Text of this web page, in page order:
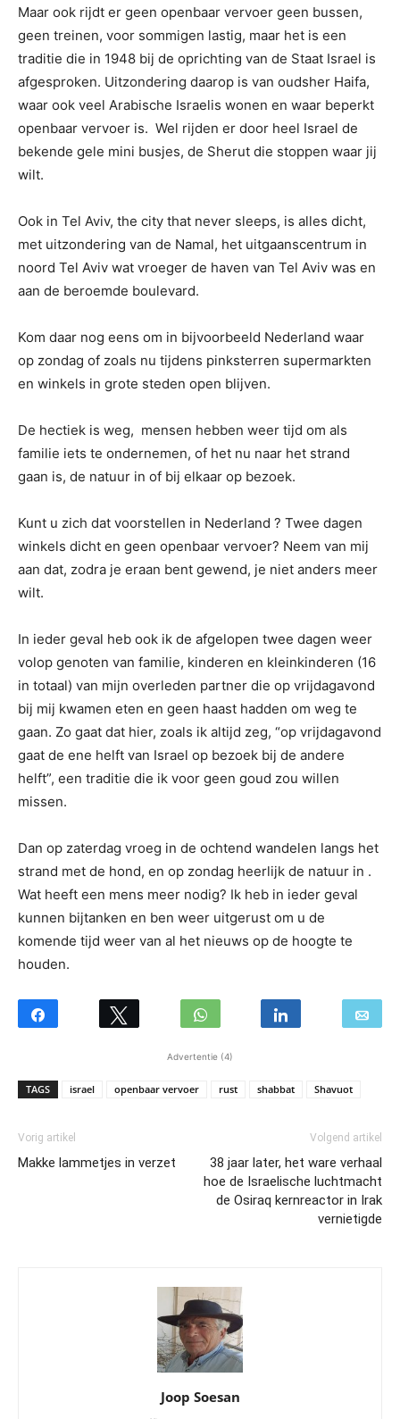
Maar ook rijdt er geen openbaar vervoer geen bussen,
geen treinen, voor sommigen lastig, maar het is een
traditie die in 1948 bij de oprichting van de Staat Israel is
afgesproken. Uitzondering daarop is van oudsher Haifa,
waar ook veel Arabische Israelis wonen en waar beperkt
openbaar vervoer is. Wel rijden er door heel Israel de
bekende gele mini busjes, de Sherut die stoppen waar jij
wilt.
Ook in Tel Aviv, the city that never sleeps, is alles dicht,
met uitzondering van de Namal, het uitgaanscentrum in
noord Tel Aviv wat vroeger de haven van Tel Aviv was en
aan de beroemde boulevard.
Kom daar nog eens om in bijvoorbeeld Nederland waar
op zondag of zoals nu tijdens pinksterren supermarkten
en winkels in grote steden open blijven.
De hectiek is weg, mensen hebben weer tijd om als
familie iets te ondernemen, of het nu naar het strand
gaan is, de natuur in of bij elkaar op bezoek.
Kunt u zich dat voorstellen in Nederland ? Twee dagen
winkels dicht en geen openbaar vervoer? Neem van mij
aan dat, zodra je eraan bent gewend, je niet anders meer
wilt.
In ieder geval heb ook ik de afgelopen twee dagen weer
volop genoten van familie, kinderen en kleinkinderen (16
in totaal) van mijn overleden partner die op vrijdagavond
bij mij kwamen eten en geen haast hadden om weg te
gaan. Zo gaat dat hier, zoals ik altijd zeg, “op vrijdagavond
gaat de ene helft van Israel op bezoek bij de andere
helft”, een traditie die ik voor geen goud zou willen
missen.
Dan op zaterdag vroeg in de ochtend wandelen langs het
strand met de hond, en op zondag heerlijk de natuur in .
Wat heeft een mens meer nodig? Ik heb in ieder geval
kunnen bijtanken en ben weer uitgerust om u de
komende tijd weer van al het nieuws op de hoogte te
houden.
Advertentie (4)
TAGS israel openbaar vervoer rust shabbat Shavuot
Vorig artikel
Makke lammetjes in verzet
Volgend artikel
38 jaar later, het ware verhaal
hoe de Israelische luchtmacht
de Osiraq kernreactor in Irak
vernietigde
Joop Soesan